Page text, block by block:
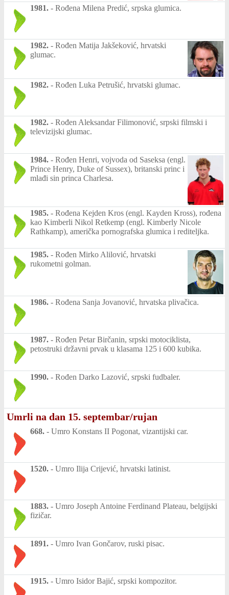
1981. - Rođena Milena Predić, srpska glumica.
1982. - Rođen Matija Jakšeković, hrvatski
glumac.
1982. - Rođen Luka Petrušić, hrvatski glumac.
1982. - Rođen Aleksandar Filimonović, srpski filmski i
televizijski glumac.
1984. - Rođen Henri, vojvoda od Saseksa (engl.
Prince Henry, Duke of Sussex), britanski princ i
mlađi sin princa Charlesa.
1985. - Rođena Kejden Kros (engl. Kayden Kross), rođena
kao Kimberli Nikol Retkemp (engl. Kimberly Nicole
Rathkamp), američka pornografska glumica i rediteljka.
1985. - Rođen Mirko Alilović, hrvatski
rukometni golman.
1986. - Rođena Sanja Jovanović, hrvatska plivačica.
1987. - Rođen Petar Birčanin, srpski motociklista,
petostruki državni prvak u klasama 125 i 600 kubika.
1990. - Rođen Darko Lazović, srpski fudbaler.
Umrli na dan 15. septembar/rujan
668. - Umro Konstans II Pogonat, vizantijski car.
1520. - Umro Ilija Crijević, hrvatski latinist.
1883. - Umro Joseph Antoine Ferdinand Plateau, belgijski
fizičar.
1891. - Umro Ivan Gončarov, ruski pisac.
1915. - Umro Isidor Bajić, srpski kompozitor.